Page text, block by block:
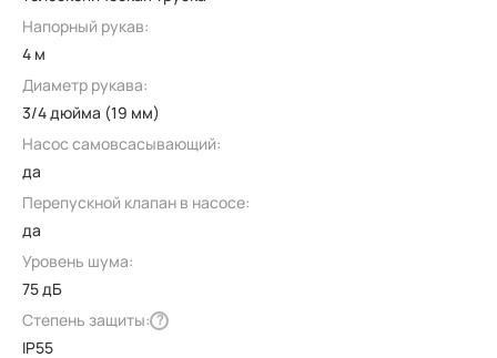
Напорный рукав:
4 м
Диаметр рукава:
3/4 дюйма (19 мм)
Насос самовсасывающий:
да
Перепускной клапан в насосе:
да
Уровень шума:
75 дБ
Степень защиты: ?
IP55